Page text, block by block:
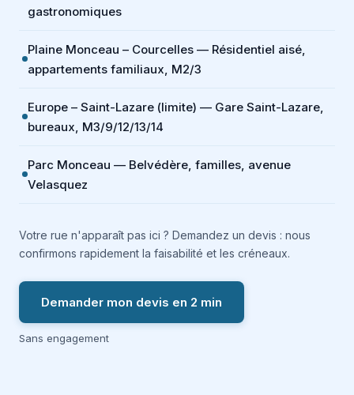
gastronomiques
Plaine Monceau – Courcelles — Résidentiel aisé,
appartements familiaux, M2/3
Europe – Saint-Lazare (limite) — Gare Saint-Lazare,
bureaux, M3/9/12/13/14
Parc Monceau — Belvédère, familles, avenue
Velasquez
Votre rue n'apparaît pas ici ? Demandez un devis : nous
confirmons rapidement la faisabilité et les créneaux.
Demander mon devis en 2 min
Sans engagement